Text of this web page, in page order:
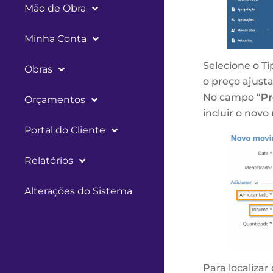
Mão de Obra
Minha Conta
Obras
Orçamentos
Portal do Cliente
Relatórios
Alterações do Sistema
Selecione o
o preço
No campo “
incluir o novo
Para